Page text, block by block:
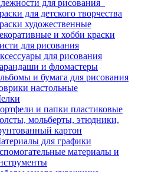
для рисования
для детского творчества
художественные
и хобби краски
для рисования
для рисования
и фломастеры
и бумага для рисования
настольные
и папки пластиковые
мольберты, этюдники,
картон
для графики
материалы и